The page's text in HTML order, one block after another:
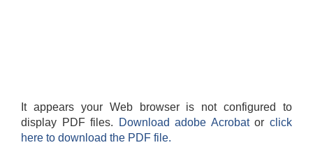
It appears your Web browser is not configured to
display PDF files.
Download adobe Acrobatorclick
here to download the PDF file.